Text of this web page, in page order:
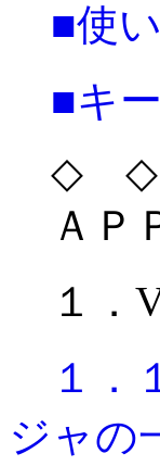
■使
■キー
◇
ＡＰ
１．
１．
ジャの